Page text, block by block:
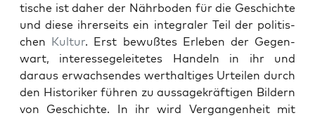
tis­che ist daher der Nährbo­den für die Geschichte
und diese ihrer­seits ein inte­graler Teil der poli­tis­
chen Kul­tur. Erst bewußtes Erleben der Gegen­
wart, inter­essegeleit­etes Han­deln in ihr und
daraus erwach­sendes werthaltiges Urteilen durch
den His­torik­er führen zu aus­sagekräfti­gen Bildern
von Geschichte. In ihr wird Ver­gan­gen­heit mit